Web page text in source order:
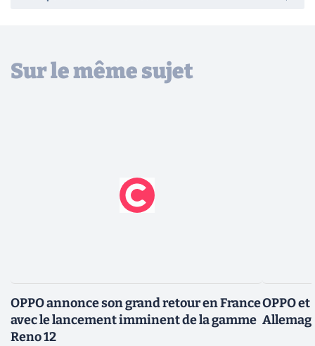
Sur le même sujet
OPPO annonce son grand retour en France
avec le lancement imminent de la gamme
Reno 12
OPPO